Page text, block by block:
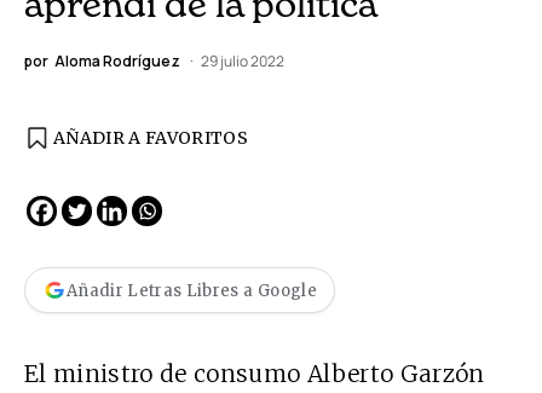
por Aloma Rodríguez 29 julio 2022
AÑADIR A FAVORITOS
Añadir Letras Libres a Google
El ministro de consumo Alberto Garzón